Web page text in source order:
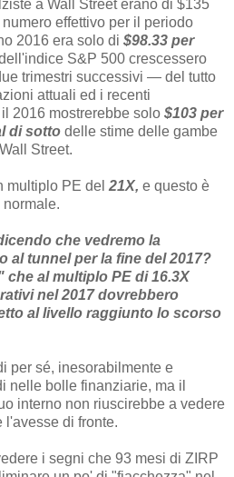
a Wall Street erano di $135
effettivo per il periodo
2016 era solo di $98.33 per
S&P 500 crescessero
trimestri successivi — del tutto
attuali ed i recenti
2016 mostrerebbe solo $103 per
di sotto delle stime delle gambe
Street.
multiplo PE del 21X, e questo è
che vedremo la
al tunnel per la fine del 2017?
al multiplo PE di 16.3X
nel 2017 dovrebbero
al livello raggiunto lo scorso
per sé, inesorabilmente e
nelle bolle finanziarie, ma il
interno non riuscirebbe a vedere
l'avesse di fronte.
i segni che 93 mesi di ZIRP